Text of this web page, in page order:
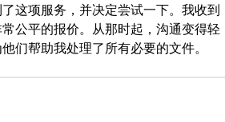
这项服务，并决定尝试一下。我收到
公平的报价。从那时起，沟通变得轻
们帮助我处理了所有必要的文件。